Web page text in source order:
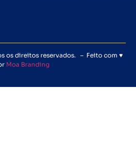
os direitos reservados. – Feito com ♥
Moa Branding